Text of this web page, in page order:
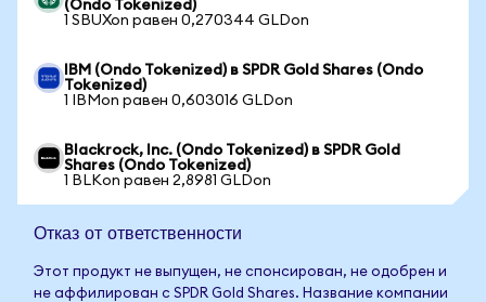
(Ondo Tokenized)
1 SBUXon равен 0,270344 GLDon
IBM (Ondo Tokenized) в SPDR Gold Shares (Ondo
Tokenized)
1 IBMon равен 0,603016 GLDon
Blackrock, Inc. (Ondo Tokenized) в SPDR Gold
Shares (Ondo Tokenized)
1 BLKon равен 2,8981 GLDon
Отказ от ответственности
Этот продукт не выпущен, не спонсирован, не одобрен и
не аффилирован с SPDR Gold Shares. Название компании